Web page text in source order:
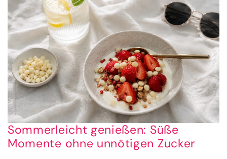
Sommerleicht genießen: Süße
Momente ohne unnötigen Zucker